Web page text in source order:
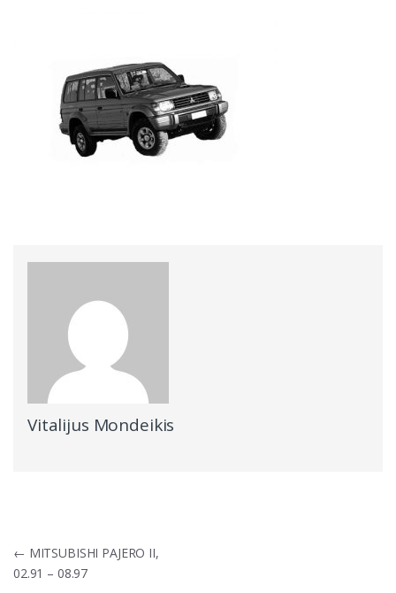
Vitalijus Mondeikis
Navigacija
tarp
įrašų
← MITSUBISHI PAJERO II,
02.91 – 08.97